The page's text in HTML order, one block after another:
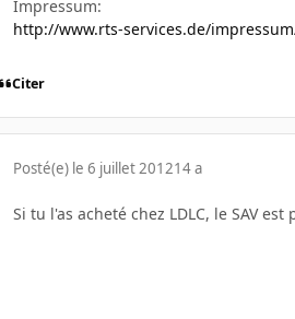
Impressum:
http://www.rts-services.de/
Citer
Posté(e) le 6 juillet 201214 a
Si tu l'as acheté chez LDLC, le SAV